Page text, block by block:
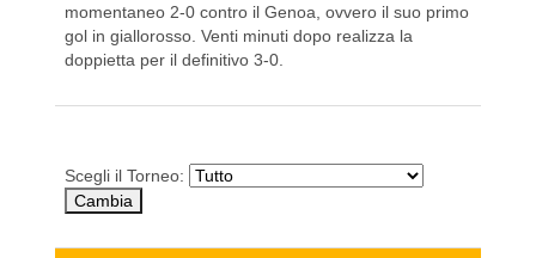
momentaneo 2-0 contro il Genoa, ovvero il suo primo
gol in giallorosso. Venti minuti dopo realizza la
doppietta per il definitivo 3-0.
Scegli il Torneo: